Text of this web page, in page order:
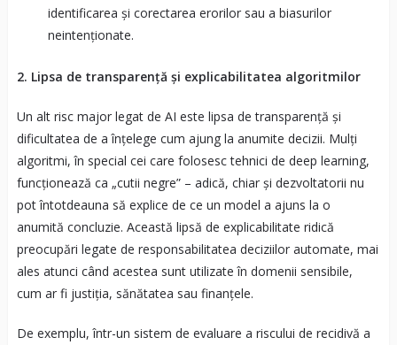
identificarea și corectarea erorilor sau a biasurilor
neintenționate.
2. Lipsa de transparență și explicabilitatea algoritmilor
Un alt risc major legat de AI este lipsa de transparență și
dificultatea de a înțelege cum ajung la anumite decizii. Mulți
algoritmi, în special cei care folosesc tehnici de deep learning,
funcționează ca „cutii negre” – adică, chiar și dezvoltatorii nu
pot întotdeauna să explice de ce un model a ajuns la o
anumită concluzie. Această lipsă de explicabilitate ridică
preocupări legate de responsabilitatea deciziilor automate, mai
ales atunci când acestea sunt utilizate în domenii sensibile,
cum ar fi justiția, sănătatea sau finanțele.
De exemplu, într-un sistem de evaluare a riscului de recidivă a